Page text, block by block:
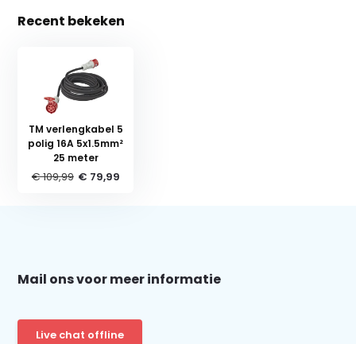
Recent bekeken
TM verlengkabel 5
polig 16A 5x1.5mm²
25 meter
€ 109,99 € 79,99
Mail ons voor meer informatie
Live chat offline